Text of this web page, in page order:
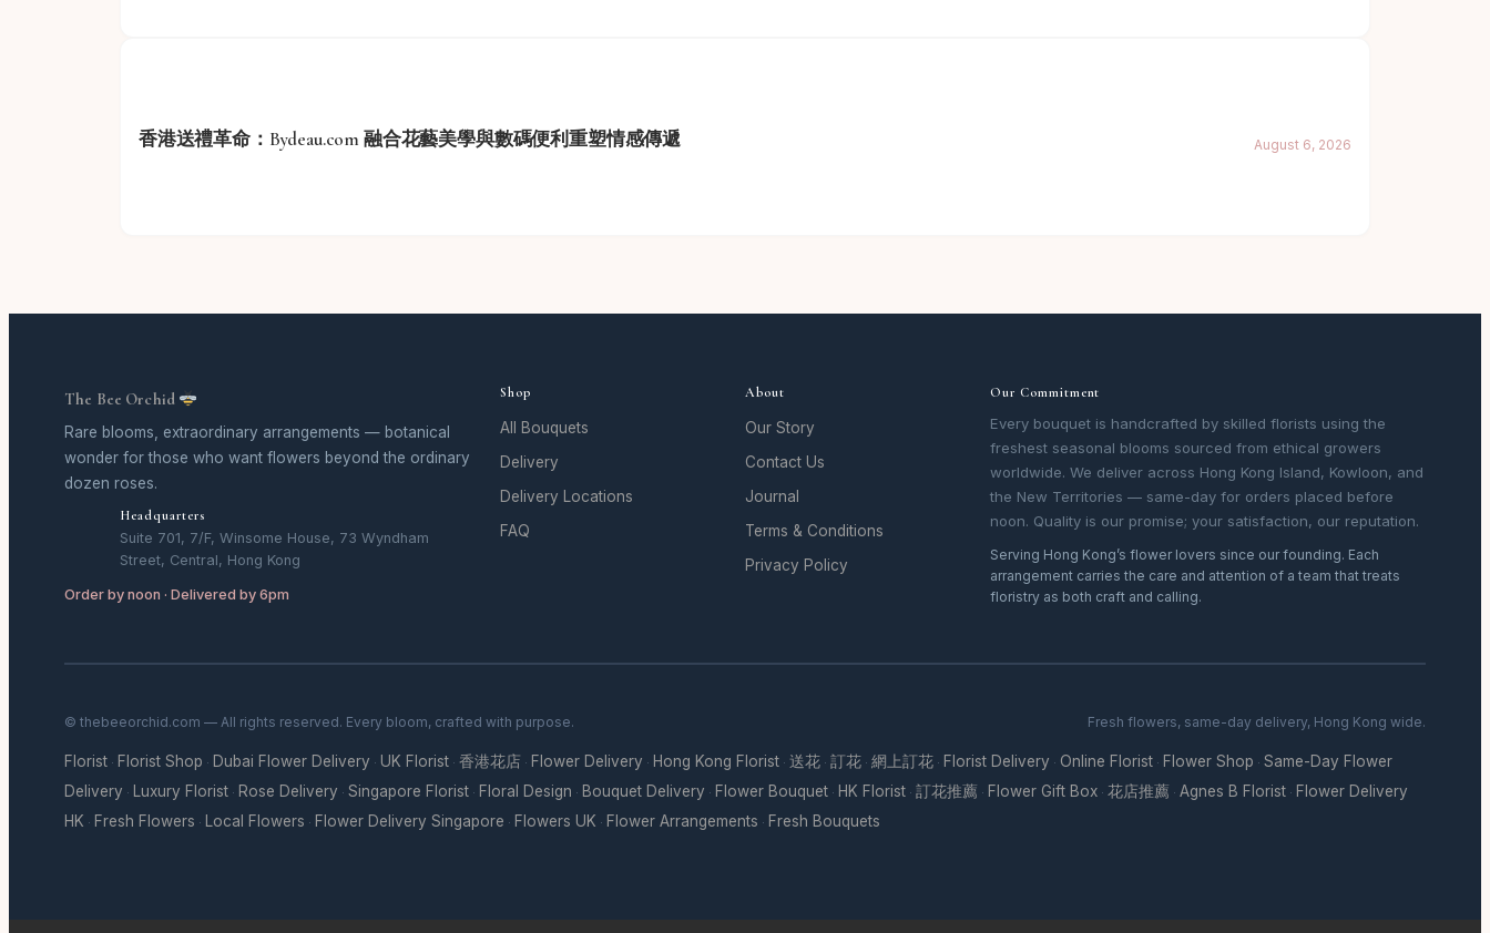
香港送禮革命：Bydeau.com 融合花藝美學與數碼便利重塑情感傳遞 August 6, 2026
The Bee Orchid
Rare blooms, extraordinary arrangements — botanical
wonder for those who want flowers beyond the ordinary
dozen roses.
Headquarters
Suite 701, 7/F, Winsome House, 73 Wyndham
Street, Central, Hong Kong
Order by noon · Delivered by 6pm
Shop
All Bouquets
Delivery
Delivery Locations
FAQ
About
Our Story
Contact Us
Journal
Terms & Conditions
Privacy Policy
Our Commitment
Every bouquet is handcrafted by skilled florists using the
freshest seasonal blooms sourced from ethical growers
worldwide. We deliver across Hong Kong Island, Kowloon, and
the New Territories — same-day for orders placed before
noon. Quality is our promise; your satisfaction, our reputation.
Serving Hong Kong’s flower lovers since our founding. Each
arrangement carries the care and attention of a team that treats
floristry as both craft and calling.
© thebeeorchid.com — All rights reserved. Every bloom, crafted with purpose. Fresh flowers, same-day delivery, Hong Kong wide.
Florist · Florist Shop · Dubai Flower Delivery · UK Florist · 香港花店 · Flower Delivery · Hong Kong Florist · 送花 · 訂花 · 網上訂花 · Florist Delivery · Online Florist · Flower Shop · Same-Day Flower
Delivery · Luxury Florist · Rose Delivery · Singapore Florist · Floral Design · Bouquet Delivery · Flower Bouquet · HK Florist · 訂花推薦 · Flower Gift Box · 花店推薦 · Agnes B Florist · Flower Delivery
HK · Fresh Flowers · Local Flowers · Flower Delivery Singapore · Flowers UK · Flower Arrangements · Fresh Bouquets